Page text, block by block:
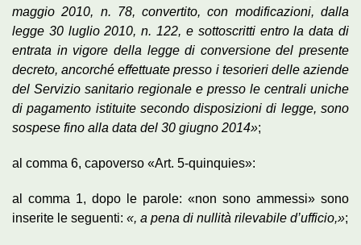
maggio 2010, n. 78, convertito, con modificazioni, dalla
legge 30 luglio 2010, n. 122, e sottoscritti entro la data di
entrata in vigore della legge di conversione del presente
decreto, ancorché effettuate presso i tesorieri delle aziende
del Servizio sanitario regionale e presso le centrali uniche
di pagamento istituite secondo disposizioni di legge, sono
sospese fino alla data del 30 giugno 2014»;
al comma 6, capoverso «Art. 5-quinquies»:
al comma 1, dopo le parole: «non sono ammessi» sono
inserite le seguenti: «, a pena di nullità rilevabile d’ufficio,»;